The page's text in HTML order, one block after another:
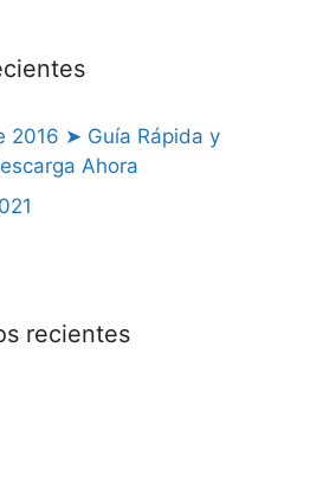
2016 ➤ Guía Rápida y
Ahora
recientes